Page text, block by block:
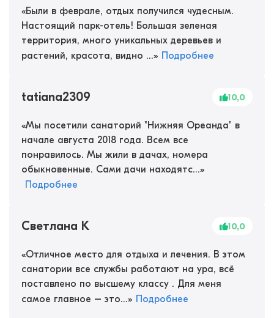
«Были в феврале, отдых получился чудесным.
Настоящий парк-отель! Большая зеленая
территория, много уникальных деревьев и
растений, красота, видно ...» Подробнее
tatiana2309 10,0
«Мы посетили санаторий "Нижняя Ореанда" в
начале августа 2018 года. Всем все
понравилось. Мы жили в дачах, номера
обыкновенные. Сами дачи находятс...»
Подробнее
Светлана К 10,0
«Отличное место для отдыха и лечения. В этом
санатории все службы работают на ура, всё
поставлено по высшему классу . Для меня
самое главное – это...» Подробнее